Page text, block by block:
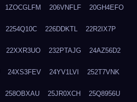
1ZOCGLFM 206VNFLF 20GH4EFO
2254Q10C 226DDKTL 22R2IX7P
22XXR3UO 232PTAJG 24AZ56D2
24XS3FEV 24YV1LVI 252T7VNK
258OBXAU 25JR0XCH 25Q8956U